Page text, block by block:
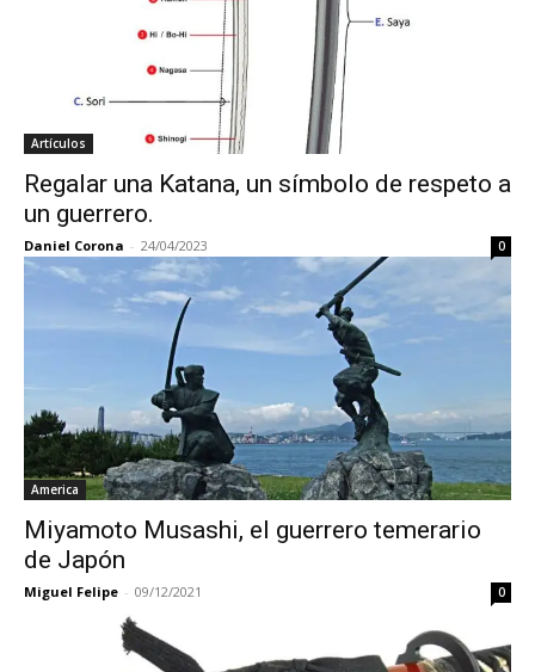
Artículos
Regalar una Katana, un símbolo de respeto a
un guerrero.
Daniel Corona - 24/04/2023 0
America
Miyamoto Musashi, el guerrero temerario
de Japón
Miguel Felipe - 09/12/2021 0